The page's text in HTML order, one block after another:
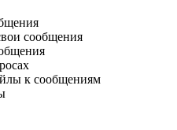
сообщения
к сообщениям